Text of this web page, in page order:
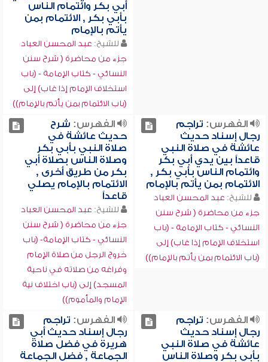
أبي بكر وائتمام الناس
بأبي بكر , الائتمام بمن
يأتم بالإمام
للشيخ: عبد المحسن العباد
جزء من محاضرة ( شرح سنن
النسائي - كتاب الإمامة - (باب
استخلاف الإمام إذا غاب) إلى
(باب الائتمام بمن يأتم بالإمام))
الفهرس: تراجم
رجال إسناد حديث
عائشة في صلاة النبي
قاعداً بين يدي أبي بكر
وائتمام الناس بأبي بكر ,
الائتمام بمن يأتم بالإمام
للشيخ: عبد المحسن العباد
جزء من محاضرة ( شرح سنن
النسائي - كتاب الإمامة - (باب
استخلاف الإمام إذا غاب) إلى
(باب الائتمام بمن يأتم بالإمام))
الفهرس: شرح
حديث عائشة في
صلاة النبي بأبي بكر
وصلاة الناس بصلاة أبي
بكر من طريق أخرى ,
الائتمام بالإمام يصلي
قاعداً
للشيخ: عبد المحسن العباد
جزء من محاضرة ( شرح سنن
النسائي - كتاب الإمامة- (باب
خروج الرجل من صلاة الإمام
وفراغه من صلاته في ناحية
المسجد) إلى (باب اختلاف نية
الإمام والمأموم))
الفهرس: تراجم
رجال إسناد حديث
عائشة في صلاة النبي
بأبي بكر وصلاة الناس
الفهرس: تراجم
رجال إسناد حديث أبي
هريرة في فضل صلاة
الجماعة , فضل الجماعة